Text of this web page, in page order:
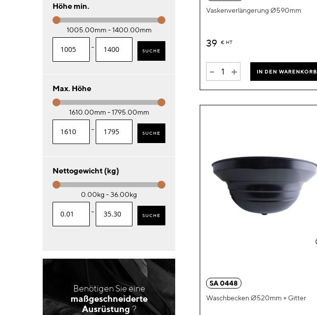
Vaskenverlängerung Ø590mm
39 € HT
- + IN DEN WARENKORB
SA 0448
Waschbecken Ø520mm + Gitter
Höhe min.
1005.00mm - 1400.00mm
- SUCHE
Max. Höhe
1610.00mm - 1795.00mm
- SUCHE
Nettogewicht (kg)
0.00kg - 36.00kg
- SUCHE
Benötigen Sie eine
maßgeschneiderte
Ausrüstung ?